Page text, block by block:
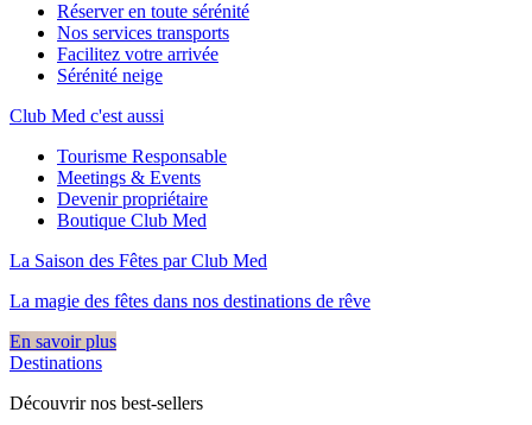
Réserver en toute sérénité
Nos services transports
Facilitez votre arrivée
Sérénité neige
Club Med c'est aussi
Tourisme Responsable
Meetings & Events
Devenir propriétaire
Boutique Club Med
La Saison des Fêtes par Club Med
La magie des fêtes dans nos destinations de rêve​
En savoir plus
Destinations
Découvrir nos best-sellers